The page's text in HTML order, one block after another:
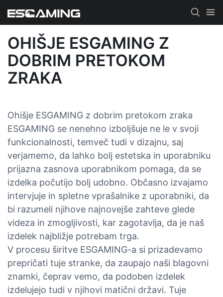
OHIŠJE ESGAMING Z
DOBRIM PRETOKOM
ZRAKA
Ohišje ESGAMING z dobrim pretokom zraka
ESGAMING se nenehno izboljšuje ne le v svoji
funkcionalnosti, temveč tudi v dizajnu, saj
verjamemo, da lahko bolj estetska in uporabniku
prijazna zasnova uporabnikom pomaga, da se
izdelka počutijo bolj udobno. Občasno izvajamo
intervjuje in spletne vprašalnike z uporabniki, da
bi razumeli njihove najnovejše zahteve glede
videza in zmogljivosti, kar zagotavlja, da je naš
izdelek najbližje potrebam trga.
V procesu širitve ESGAMING-a si prizadevamo
prepričati tuje stranke, da zaupajo naši blagovni
znamki, čeprav vemo, da podoben izdelek
izdelujejo tudi v njihovi matični državi. Tuje